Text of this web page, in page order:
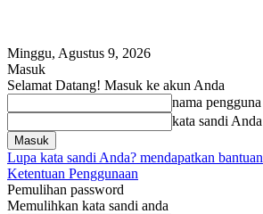
Minggu, Agustus 9, 2026
Masuk
Selamat Datang! Masuk ke akun Anda
nama pengguna
kata sandi Anda
Lupa kata sandi Anda? mendapatkan bantuan
Ketentuan Penggunaan
Pemulihan password
Memulihkan kata sandi anda